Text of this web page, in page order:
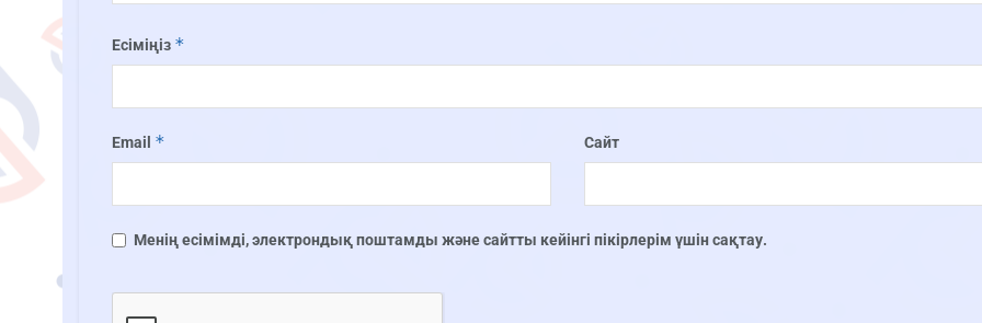
Есіміңіз *
Email * Сайт
Менің есімімді, электрондық поштамды және сайтты кейінгі пікірлерім үшін сақтау.